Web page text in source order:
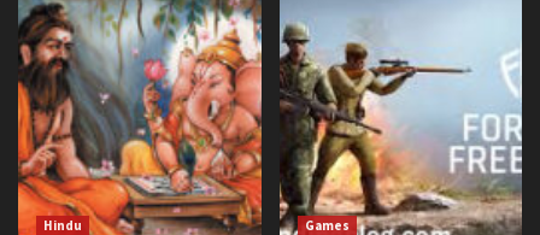
Hindu Games